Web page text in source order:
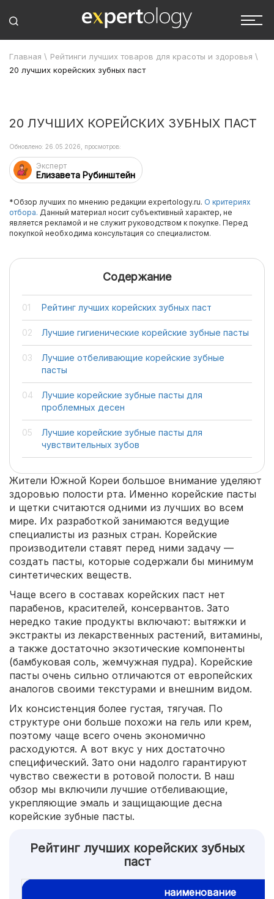
Главная \ Рейтинги лучших товаров для красоты и здоровья \
20 лучших корейских зубных паст
20 ЛУЧШИХ КОРЕЙСКИХ ЗУБНЫХ ПАСТ
Эксперт
Елизавета Рубинштейн
Обновлено: 26.05.2026, просмотров:
*Обзор лучших по мнению редакции expertology.ru. О критериях
отбора. Данный материал носит субъективный характер, не
является рекламой и не служит руководством к покупке. Перед
покупкой необходима консультация со специалистом.
Содержание
Рейтинг лучших корейских зубных паст
Лучшие гигиенические корейские зубные пасты
Лучшие отбеливающие корейские зубные
пасты
Лучшие корейские зубные пасты для
проблемных десен
Лучшие корейские зубные пасты для
чувствительных зубов
Жители Южной Кореи большое внимание уделяют
здоровью полости рта. Именно корейские пасты
и щетки считаются одними из лучших во всем
мире. Их разработкой занимаются ведущие
специалисты из разных стран. Корейские
производители ставят перед ними задачу —
создать пасты, которые содержали бы минимум
синтетических веществ.
Чаще всего в составах корейских паст нет
парабенов, красителей, консервантов. Зато
нередко такие продукты включают: вытяжки и
экстракты из лекарственных растений, витамины,
а также достаточно экзотические компоненты
(бамбуковая соль, жемчужная пудра). Корейские
пасты очень сильно отличаются от европейских
аналогов своими текстурами и внешним видом.
Их консистенция более густая, тягучая. По
структуре они больше похожи на гель или крем,
поэтому чаще всего очень экономично
расходуются. А вот вкус у них достаточно
специфический. Зато они надолго гарантируют
чувство свежести в ротовой полости. В наш
обзор мы включили лучшие отбеливающие,
укрепляющие эмаль и защищающие десна
корейские зубные пасты.
Рейтинг лучших корейских зубных
паст
наименование